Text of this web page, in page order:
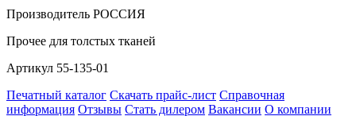
Производитель РОССИЯ
Прочее для толстых тканей
Артикул 55-135-01
Печатный каталог Скачать прайс-лист Справочная
информация Отзывы Стать дилером Вакансии О компании